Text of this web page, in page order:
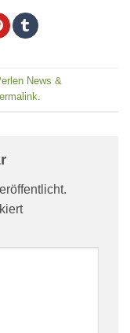
News &
.